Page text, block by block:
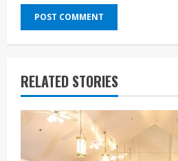
RELATED STORIES